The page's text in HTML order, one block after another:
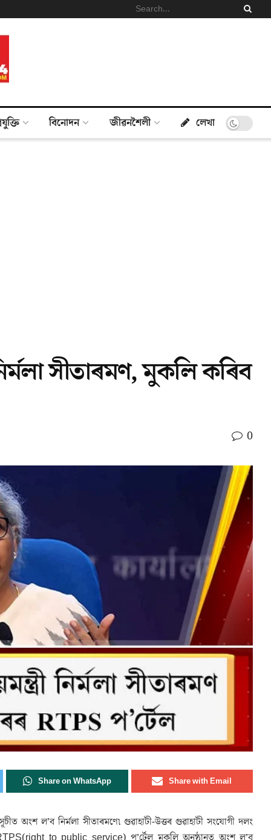
বিনোদন জীৱনশৈলী লেখা
সীতাৰমণ, মুকলি কৰিব
0
Share on WhatsApp Share with Email
অংশ ল’ব নিৰ্মলা সীতাৰমণে৷ গুৱাহাটী-উত্তৰ গুৱাহাটী সংযোগী দলং